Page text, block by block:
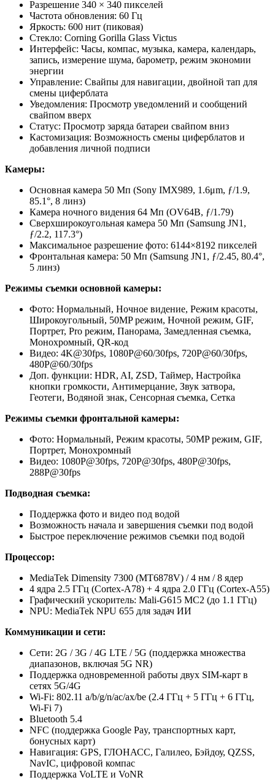
Разрешение 340 × 340 пикселей
Частота обновления: 60 Гц
Яркость: 600 нит (пиковая)
Стекло: Corning Gorilla Glass Victus
Интерфейс: Часы, компас, музыка, камера, календарь,
запись, измерение шума, барометр, режим экономии
энергии
Управление: Свайпы для навигации, двойной тап для
смены циферблата
Уведомления: Просмотр уведомлений и сообщений
свайпом вверх
Статус: Просмотр заряда батареи свайпом вниз
Кастомизация: Возможность смены циферблатов и
добавления личной подписи
Камеры:
Основная камера 50 Мп (Sony IMX989, 1.6μm, ƒ/1.9,
85.1°, 8 линз)
Камера ночного видения 64 Мп (OV64B, ƒ/1.79)
Сверхширокоугольная камера 50 Мп (Samsung JN1,
ƒ/2.2, 117.3°)
Максимальное разрешение фото: 6144×8192 пикселей
Фронтальная камера: 50 Мп (Samsung JN1, ƒ/2.45, 80.4°,
5 линз)
Режимы съемки основной камеры:
Фото: Нормальный, Ночное видение, Режим красоты,
Широкоугольный, 50MP режим, Ночной режим, GIF,
Портрет, Pro режим, Панорама, Замедленная съемка,
Монохромный, QR-код
Видео: 4K@30fps, 1080P@60/30fps, 720P@60/30fps,
480P@60/30fps
Доп. функции: HDR, AI, ZSD, Таймер, Настройка
кнопки громкости, Антимерцание, Звук затвора,
Геотеги, Водяной знак, Сенсорная съемка, Сетка
Режимы съемки фронтальной камеры:
Фото: Нормальный, Режим красоты, 50MP режим, GIF,
Портрет, Монохромный
Видео: 1080P@30fps, 720P@30fps, 480P@30fps,
288P@30fps
Подводная съемка:
Поддержка фото и видео под водой
Возможность начала и завершения съемки под водой
Быстрое переключение режимов съемки под водой
Процессор:
MediaTek Dimensity 7300 (MT6878V) / 4 нм / 8 ядер
4 ядра 2.5 ГГц (Cortex-A78) + 4 ядра 2.0 ГГц (Cortex-A55)
Графический ускоритель: Mali-G615 MC2 (до 1.1 ГГц)
NPU: MediaTek NPU 655 для задач ИИ
Коммуникации и сети:
Сети: 2G / 3G / 4G LTE / 5G (поддержка множества
диапазонов, включая 5G NR)
Поддержка одновременной работы двух SIM-карт в
сетях 5G/4G
Wi-Fi: 802.11 a/b/g/n/ac/ax/be (2.4 ГГц + 5 ГГц + 6 ГГц,
Wi-Fi 7)
Bluetooth 5.4
NFC (поддержка Google Pay, транспортных карт,
бонусных карт)
Навигация: GPS, ГЛОНАСС, Галилео, Бэйдоу, QZSS,
NavIC, цифровой компас
Поддержка VoLTE и VoNR